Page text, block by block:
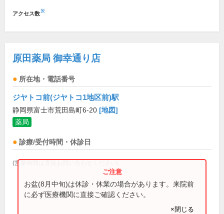
アクセス数※
原田薬局 御幸通り店
所在地・電話番号
ジヤトコ前(ジヤトコ1地区前)駅
静岡県富士市荒田島町6-20 [地図]
薬局
診療/受付時間・休診日
(営業時間は直接お問い合わせください)
お盆(8月中旬)は休診・休業の場合があります。来院前
に必ず医療機関に直接ご確認ください。
×閉じる